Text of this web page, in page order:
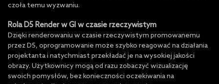
czoła temu wyzwaniu.
Rola D5 Render w GI w czasie rzeczywistym
Dzięki renderowaniu w czasie rzeczywistym promowanemu
przez D5, oprogramowanie może szybko reagować na działania
projektanta i natychmiast przekładać je na wysokiej jakości
obrazy. Użytkownicy mogą od razu zobaczyć wizualizację
swoich pomysłów, bez konieczności oczekiwania na